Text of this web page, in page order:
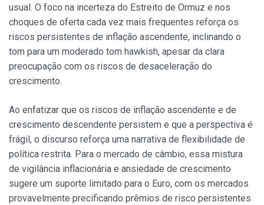
usual. O foco na incerteza do Estreito de Ormuz e nos
choques de oferta cada vez mais frequentes reforça os
riscos persistentes de inflação ascendente, inclinando o
tom para um moderado tom hawkish, apesar da clara
preocupação com os riscos de desaceleração do
crescimento.
Ao enfatizar que os riscos de inflação ascendente e de
crescimento descendente persistem e que a perspectiva é
frágil, o discurso reforça uma narrativa de flexibilidade de
política restrita. Para o mercado de câmbio, essa mistura
de vigilância inflacionária e ansiedade de crescimento
sugere um suporte limitado para o Euro, com os mercados
provavelmente precificando prêmios de risco persistentes